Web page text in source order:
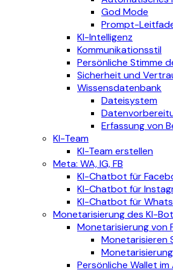
God Mode
Prompt-
KI-Intelligenz
Kommunikationsstil
Persönliche Stimme
Sicherheit und
Wissensdatenbank
Dateisystem
Erfassung von
KI-Team
KI-Team erstellen
Meta: WA, IG, FB
KI-Chatbot für
KI-Chatbot für
KI-Chatbot für
Monetarisierung des KI-
Monetarisierung
Monetarisieren
Persönliche Wallet im